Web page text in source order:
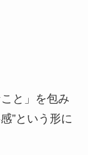
と」を包み
”という形に